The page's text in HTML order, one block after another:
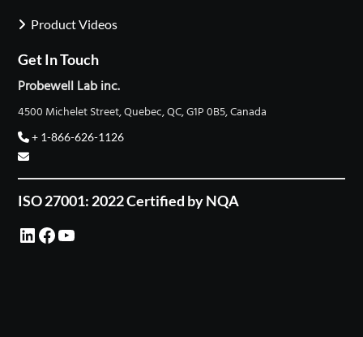
Product Videos
Get In Touch
Probewell Lab inc.
4500 Michelet Street, Quebec, QC, G1P 0B5, Canada
+ 1-866-626-1126
ISO 27001: 2022 Certified by NQA
LinkedIn Facebook YouTube